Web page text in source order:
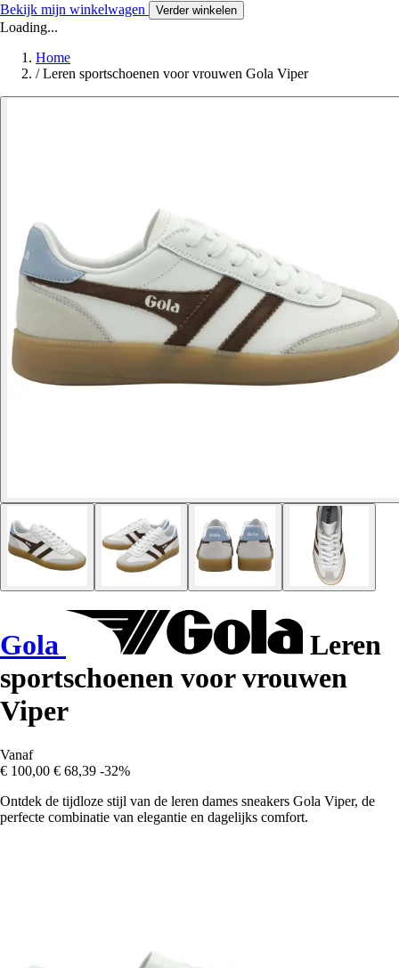
Bekijk mijn winkelwagen Verder winkelen
Loading...
Home
/ Leren sportschoenen voor vrouwen Gola Viper
Gola
Leren
sportschoenen voor vrouwen
Viper
Vanaf
€ 100,00 € 68,39 -32%
Ontdek de tijdloze stijl van de leren dames sneakers Gola Viper, de
perfecte combinatie van elegantie en dagelijks comfort.